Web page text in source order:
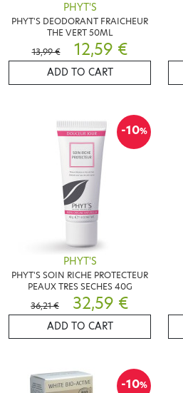
PHYT'S
PHYT'S DEODORANT FRAICHEUR
THE VERT 50ML
13,99 €
12,59 €
ADD TO CART
-10%
PHYT'S
PHYT'S SOIN RICHE PROTECTEUR
PEAUX TRES SECHES 40G
36,21 €
32,59 €
ADD TO CART
-10%